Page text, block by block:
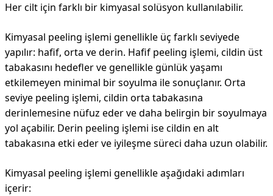
Her cilt için farklı bir kimyasal solüsyon kullanılabilir.
Kimyasal peeling işlemi genellikle üç farklı seviyede
yapılır: hafif, orta ve derin. Hafif peeling işlemi, cildin üst
tabakasını hedefler ve genellikle günlük yaşamı
etkilemeyen minimal bir soyulma ile sonuçlanır. Orta
seviye peeling işlemi, cildin orta tabakasına
derinlemesine nüfuz eder ve daha belirgin bir soyulmaya
yol açabilir. Derin peeling işlemi ise cildin en alt
tabakasına etki eder ve iyileşme süreci daha uzun olabilir.
Kimyasal peeling işlemi genellikle aşağıdaki adımları
içerir: